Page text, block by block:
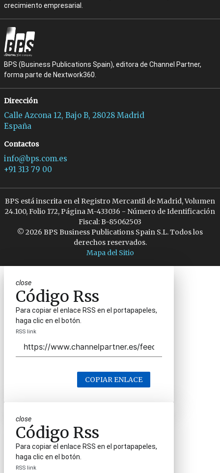
crecimiento empresarial.
BPS (Business Publications Spain), editora de Channel Partner,
forma parte de Nextwork360.
Dirección
Calle Azcona 12, Bajo B, 28028 Madrid
España
Contactos
info@bps.com.es
+91 313 79 00
BPS está inscrita en el Registro Mercantil de Madrid, Volumen
24.100, Folio 172, Página M-433036 - Número de Identificación
Fiscal: B-85062503
© 2026 BPS Business Publications Spain S.L. Todos los
derechos reservados.
Mapa del Sitio
close
Código Rss
Para copiar el enlace RSS en el portapapeles,
haga clic en el botón.
RSS link
COPIAR ENLACE
close
Código Rss
Para copiar el enlace RSS en el portapapeles,
haga clic en el botón.
RSS link